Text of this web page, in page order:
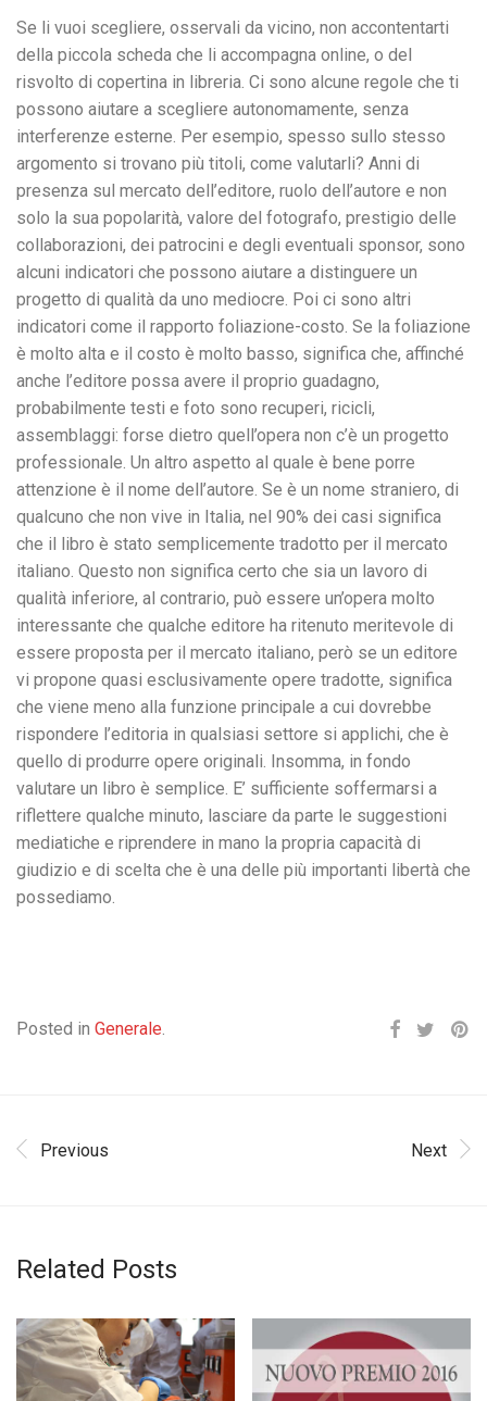
Se li vuoi scegliere, osservali da vicino, non accontentarti
della piccola scheda che li accompagna online, o del
risvolto di copertina in libreria. Ci sono alcune regole che ti
possono aiutare a scegliere autonomamente, senza
interferenze esterne. Per esempio, spesso sullo stesso
argomento si trovano più titoli, come valutarli? Anni di
presenza sul mercato dell’editore, ruolo dell’autore e non
solo la sua popolarità, valore del fotografo, prestigio delle
collaborazioni, dei patrocini e degli eventuali sponsor, sono
alcuni indicatori che possono aiutare a distinguere un
progetto di qualità da uno mediocre. Poi ci sono altri
indicatori come il rapporto foliazione-costo. Se la foliazione
è molto alta e il costo è molto basso, significa che, affinché
anche l’editore possa avere il proprio guadagno,
probabilmente testi e foto sono recuperi, ricicli,
assemblaggi: forse dietro quell’opera non c’è un progetto
professionale. Un altro aspetto al quale è bene porre
attenzione è il nome dell’autore. Se è un nome straniero, di
qualcuno che non vive in Italia, nel 90% dei casi significa
che il libro è stato semplicemente tradotto per il mercato
italiano. Questo non significa certo che sia un lavoro di
qualità inferiore, al contrario, può essere un’opera molto
interessante che qualche editore ha ritenuto meritevole di
essere proposta per il mercato italiano, però se un editore
vi propone quasi esclusivamente opere tradotte, significa
che viene meno alla funzione principale a cui dovrebbe
rispondere l’editoria in qualsiasi settore si applichi, che è
quello di produrre opere originali. Insomma, in fondo
valutare un libro è semplice. E’ sufficiente soffermarsi a
riflettere qualche minuto, lasciare da parte le suggestioni
mediatiche e riprendere in mano la propria capacità di
giudizio e di scelta che è una delle più importanti libertà che
possediamo.
Posted in Generale.
Previous Next
Related Posts